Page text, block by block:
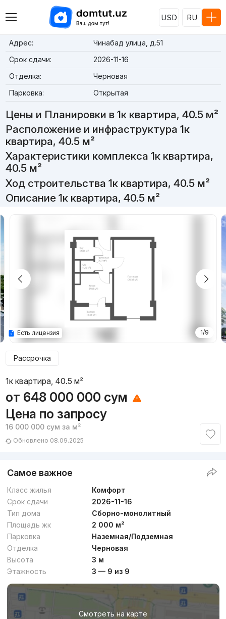
USD RU
Адрес:
Чинабад улица, д.51
Срок сдачи:
2026-11-16
Отделка:
Черновая
Парковка:
Открытая
Цены и Планировки в 1к квартира, 40.5 м²
Расположение и инфраструктура 1к
квартира, 40.5 м²
Характеристики комплекса 1к квартира,
40.5 м²
Ход строительства 1к квартира, 40.5 м²
Описание 1к квартира, 40.5 м²
1/9
Есть лицензия
Рассрочка
1к квартира, 40.5 м²
от 648 000 000 сум
Цена по запросу
16 000 000 сум за м²
Обновлено 08.09.2025
Самое важное
Класс жилья
Комфорт
Срок сдачи
2026-11-16
Тип дома
Сборно-монолитный
Площадь жк
2 000 м²
Парковка
Наземная/Подземная
Отделка
Черновая
Высота
3 м
Этажность
3 — 9 из 9
Смотреть на карте